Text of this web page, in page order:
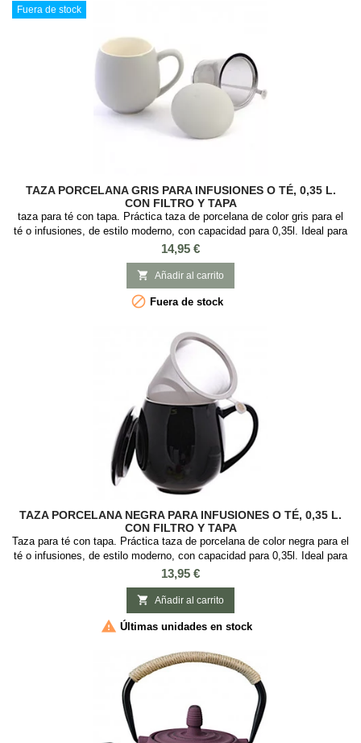
Fuera de stock
TAZA PORCELANA GRIS PARA INFUSIONES O TÉ, 0,35 L.
CON FILTRO Y TAPA
taza para té con tapa. Práctica taza de porcelana de color gris para el
té o infusiones, de estilo moderno, con capacidad para 0,35l. Ideal para
preparar té e infusiones ya que incorpora tapa y filtro de acero
inoxidable. Esta podría ser tu taza favorita para tomar el té a diario, ya
que es muy práctica y elegante, con el infusor de aluminio que es
fácil...
Precio
14,95 €
 Añadir al carrito
 Fuera de stock
TAZA PORCELANA NEGRA PARA INFUSIONES O TÉ, 0,35 L.
CON FILTRO Y TAPA
Taza para té con tapa. Práctica taza de porcelana de color negra para el
té o infusiones, de estilo moderno, con capacidad para 0,35l. Ideal para
preparar té e infusiones ya que incorpora tapa y filtro de acero
inoxidable. Esta podría ser tu taza favorita para tomar el té a diario, ya
que es muy práctica y elegante, con el infusor de aluminio que es
fácil...
Precio
13,95 €
 Añadir al carrito
 Últimas unidades en stock